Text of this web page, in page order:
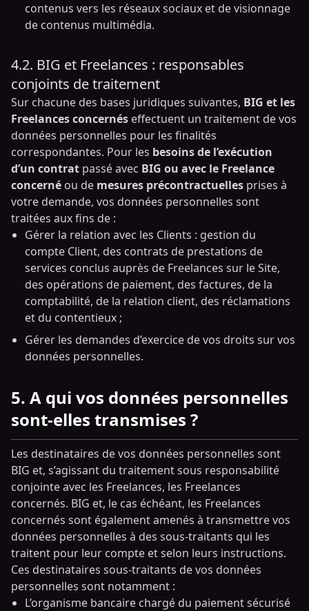
contenus vers les réseaux sociaux et de visionnage
de contenus multimédia.
4.2. BIG et Freelances : responsables
conjoints de traitement
Sur chacune des bases juridiques suivantes, BIG et les
Freelances concernés effectuent un traitement de vos
données personnelles pour les finalités
correspondantes. Pour les besoins de l’exécution
d’un contrat passé avec BIG ou avec le Freelance
concerné ou de mesures précontractuelles prises à
votre demande, vos données personnelles sont
traitées aux fins de :
Gérer la relation avec les Clients : gestion du
compte Client, des contrats de prestations de
services conclus auprès de Freelances sur le Site,
des opérations de paiement, des factures, de la
comptabilité, de la relation client, des réclamations
et du contentieux ;
Gérer les demandes d’exercice de vos droits sur vos
données personnelles.
5. A qui vos données personnelles
sont-elles transmises ?
Les destinataires de vos données personnelles sont
BIG et, s’agissant du traitement sous responsabilité
conjointe avec les Freelances, les Freelances
concernés. BIG et, le cas échéant, les Freelances
concernés sont également amenés à transmettre vos
données personnelles à des sous-traitants qui les
traitent pour leur compte et selon leurs instructions.
Ces destinataires sous-traitants de vos données
personnelles sont notamment :
L’organisme bancaire chargé du paiement sécurisé